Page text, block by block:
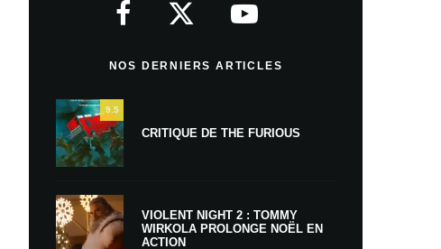
NOS DERNIERS ARTICLES
9.5
CRITIQUE DE THE FURIOUS
VIOLENT NIGHT 2 : TOMMY
WIRKOLA PROLONGE NOËL EN
ACTION